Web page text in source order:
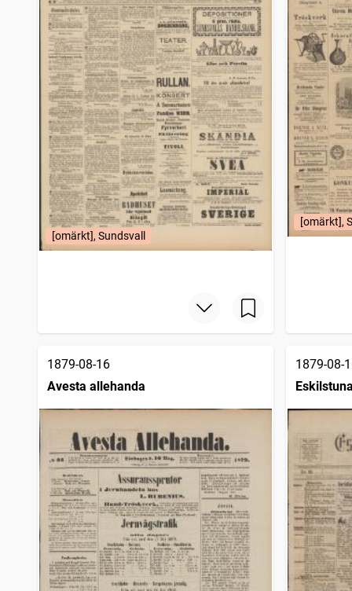
Sala tidning
1
träffar
Eskilstuna tidning (1867)
1
träffar
Eskilstuna allehanda (1873)
1
träffar
Strömstads tidning (1866)
1
träffar
Falköpings tidning
1
träffar
Vägvisare för resande till Stockholm (1876)
1
träffar
Norrteljebladet (Norrtälje : 1860)
1
träffar
Stockholmsbladet (Stockholm : 1879)
1
träffar
Fäderneslandet (Stockholm : 1852)
1
träffar
Vestmanlands läns tidning
1
träffar
Malmö allehanda (1827)
träffar
Wadstena läns tidning
1
träffar
Kongsbacka allehanda
1
träffar
Nya Helsingen
träffar
1
1
Nya Wexjöbladet
1
[omärkt], Sundsvall
[omärkt],
1879-08-16
Avesta allehanda
1879-08-